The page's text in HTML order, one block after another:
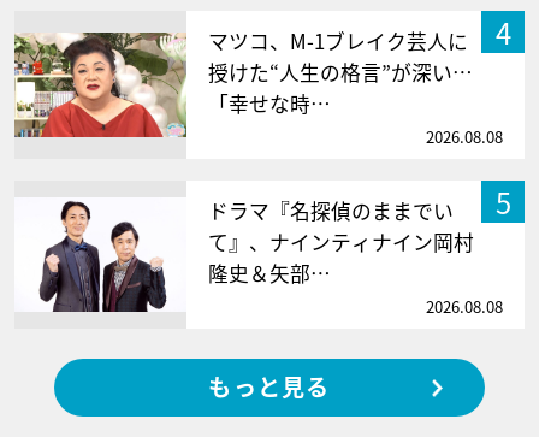
4
マツコ、M-1ブレイク芸人に
授けた“人生の格言”が深い…
「幸せな時…
2026.08.08
5
ドラマ『名探偵のままでい
て』、ナインティナイン岡村
隆史＆矢部…
2026.08.08
もっと見る